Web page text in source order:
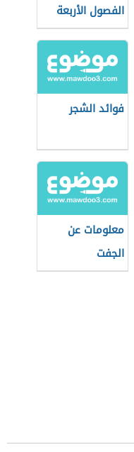
الفصول الأربعة
فوائد الشجر
معلومات عن
الجفت